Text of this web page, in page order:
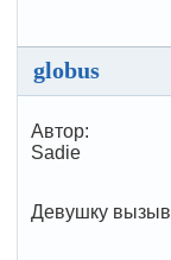
globus
Автор:
Sadie
Девушку